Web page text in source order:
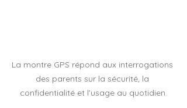
La montre GPS répond aux interrogations
des parents sur la sécurité, la
confidentialité et l’usage au quotidien.